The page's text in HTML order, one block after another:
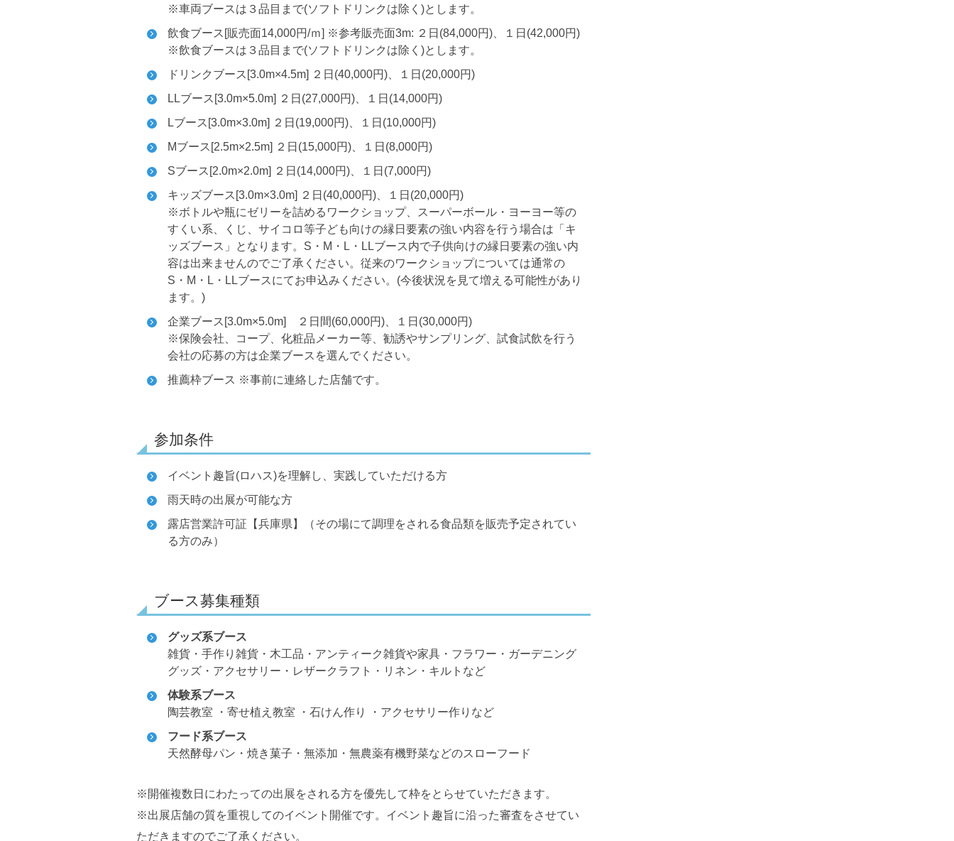
※車両ブースは３品目まで(ソフトドリンクは除く)とします。
飲食ブース[販売面14,000円/ｍ] ※参考販売面3m: ２日(84,000円)、１日(42,000円)
※飲食ブースは３品目まで(ソフトドリンクは除く)とします。
ドリンクブース[3.0m×4.5m] ２日(40,000円)、１日(20,000円)
LLブース[3.0m×5.0m] ２日(27,000円)、１日(14,000円)
Lブース[3.0m×3.0m] ２日(19,000円)、１日(10,000円)
Mブース[2.5m×2.5m] ２日(15,000円)、１日(8,000円)
Sブース[2.0m×2.0m] ２日(14,000円)、１日(7,000円)
キッズブース[3.0m×3.0m] ２日(40,000円)、１日(20,000円)
※ボトルや瓶にゼリーを詰めるワークショップ、スーパーボール・ヨーヨー等の
すくい系、くじ、サイコロ等子ども向けの縁日要素の強い内容を行う場合は「キ
ッズブース」となります。S・M・L・LLブース内で子供向けの縁日要素の強い内
容は出来ませんのでご了承ください。従来のワークショップについては通常の
S・M・L・LLブースにてお申込みください。(今後状況を見て増える可能性があり
ます。)
企業ブース[3.0m×5.0m] ２日間(60,000円)、１日(30,000円)
※保険会社、コープ、化粧品メーカー等、勧誘やサンプリング、試食試飲を行う
会社の応募の方は企業ブースを選んでください。
推薦枠ブース ※事前に連絡した店舗です。
参加条件
イベント趣旨(ロハス)を理解し、実践していただける方
雨天時の出展が可能な方
露店営業許可証【兵庫県】（その場にて調理をされる食品類を販売予定されてい
る方のみ）
ブース募集種類
グッズ系ブース
雑貨・手作り雑貨・木工品・アンティーク雑貨や家具・フラワー・ガーデニング
グッズ・アクセサリー・レザークラフト・リネン・キルトなど
体験系ブース
陶芸教室 ・寄せ植え教室 ・石けん作り ・アクセサリー作りなど
フード系ブース
天然酵母パン・焼き菓子・無添加・無農薬有機野菜などのスローフード
※開催複数日にわたっての出展をされる方を優先して枠をとらせていただきます。
※出展店舗の質を重視してのイベント開催です。イベント趣旨に沿った審査をさせてい
ただきますのでご了承ください。